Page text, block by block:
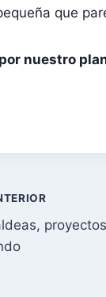
que
nuestro